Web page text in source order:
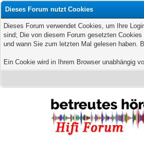
Dieses Forum nutzt Cookies
Dieses Forum verwendet Cookies, um Ihre
sind; Die von diesem Forum gesetzten
und wann Sie zum letzten Mal gelesen haben.
Ein Cookie wird in Ihrem Browser unabhängig